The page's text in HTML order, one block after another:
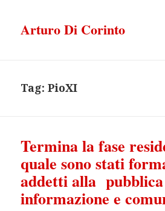
Arturo Di Corinto
Tag:PioXI
Termina la fase
quale sono stati
addetti alla pubblica
informazione e